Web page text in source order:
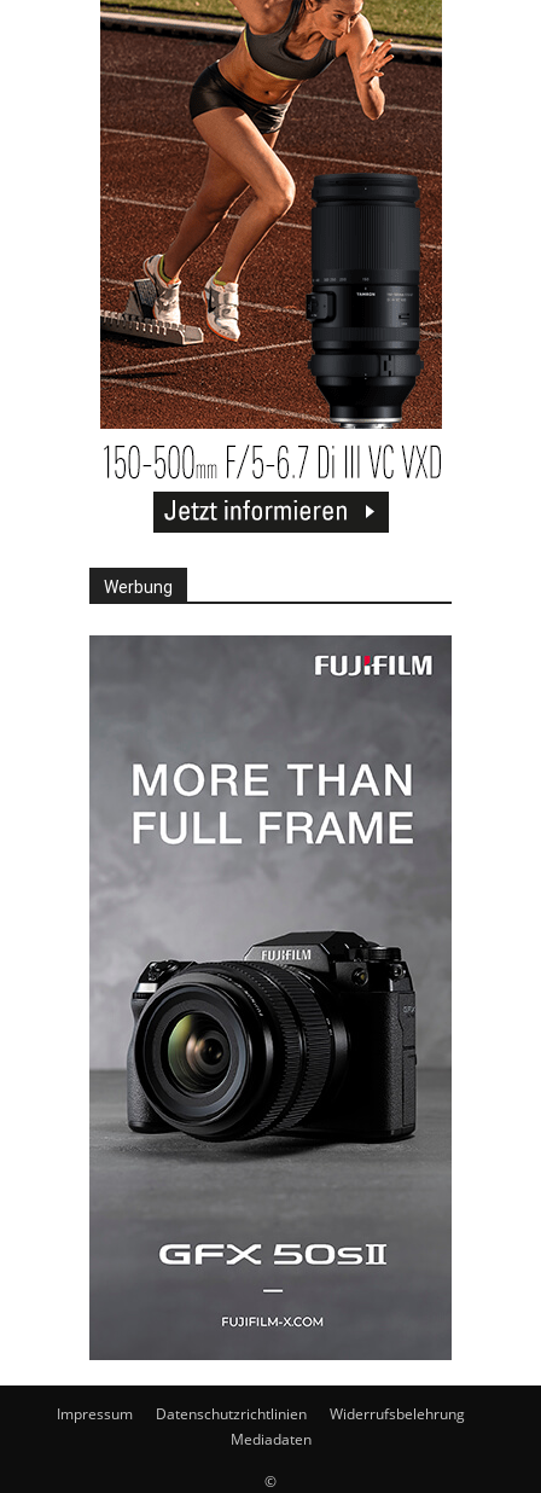
Werbung
Impressum Datenschutzrichtlinien
Widerrufsbelehrung
Mediadaten
©